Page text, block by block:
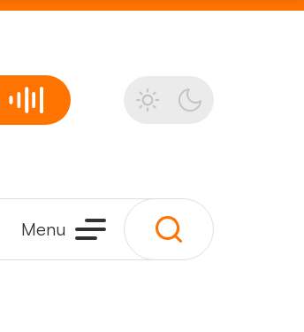
Menu